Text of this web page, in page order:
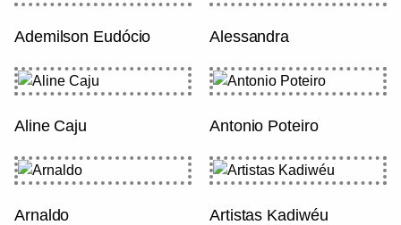
Ademilson Eudócio Alessandra
Aline Caju Antonio Poteiro
Arnaldo Artistas Kadiwéu